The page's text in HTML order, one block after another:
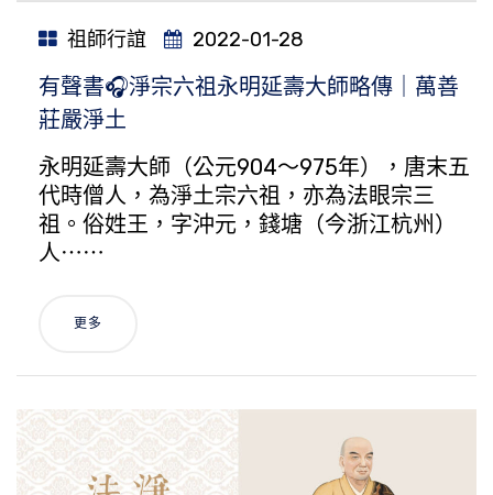
祖師行誼 2022-01-28
有聲書🎧淨宗六祖永明延壽大師略傳｜萬善
莊嚴淨土
永明延壽大師（公元904～975年），唐末五
代時僧人，為淨土宗六祖，亦為法眼宗三
祖。俗姓王，字沖元，錢塘（今浙江杭州）
人⋯⋯
更多